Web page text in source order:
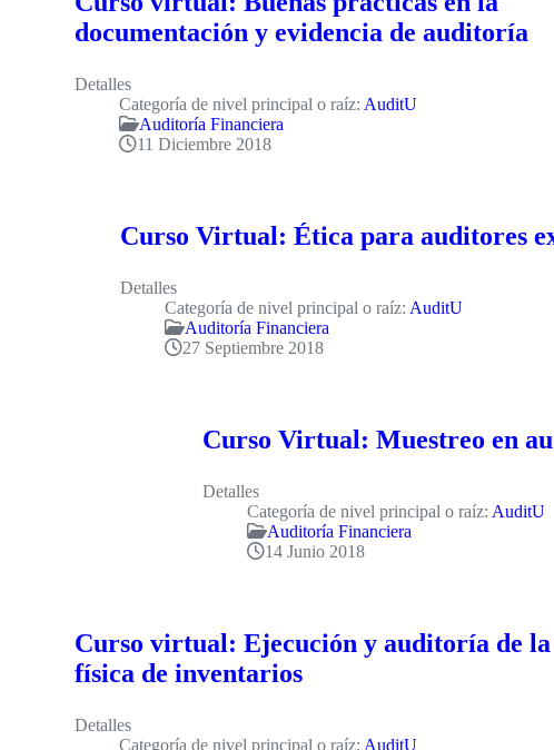
documentación y evidencia de auditoría
Detalles
Categoría de nivel principal o raíz: AuditU
Auditoría Financiera
11 Diciembre 2018
Curso Virtual: Ética para auditores
Detalles
Categoría de nivel principal o raíz: AuditU
Auditoría Financiera
27 Septiembre 2018
Curso Virtual: Muestreo en
Detalles
Categoría de nivel principal o raíz: AuditU
Auditoría Financiera
14 Junio 2018
Curso virtual: Ejecución y auditoría de
física de inventarios
Detalles
Categoría de nivel principal o raíz: AuditU